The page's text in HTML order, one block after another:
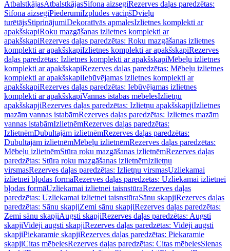
AtbalstkājasAtbalstkājasSifona aizsegiRezerves daļas paredzētas:
Sifona aizsegiPiederumiIzplūdes vāciņšDvieļu
turētājsStiprinājumiDekoratīvās apmalesIzlietnes komplekti ar
apakšskapiRoku mazgāšanas izlietnes komplekti ar
apakšskapiRezerves daļas paredzētas: Roku mazgāšanas izlietnes
komplekti ar apakšskapiIzlietnes komplekti ar apakšskapiRezerves
daļas paredzētas: Izlietnes komplekti ar apakšskapiMēbeļu izlietnes
komplekti ar apakšskapiRezerves daļas paredzētas: Mēbeļu izlietnes
komplekti ar apakšskapiIebūvējamas izlietnes komplekti ar
apakšskapiRezerves daļas paredzētas: Iebūvējamas izlietnes
komplekti ar apakšskapiVannas istabas mēbelesIzlietņu
apakšskapjiRezerves daļas paredzētas: Izlietņu apakšskapjiIzlietnes
mazām vannas istabāmRezerves daļas paredzētas: Izlietnes mazām
vannas istabāmIzlietnēmRezerves daļas paredzētas:
IzlietnēmDubultajām izlietnēmRezerves daļas paredzētas:
Dubultajām izlietnēmMēbeļu izlietnēmRezerves daļas paredzētas:
Mēbeļu izlietnēmStūra roku mazgāšanas izlietnēmRezerves daļas
paredzētas: Stūra roku mazgāšanas izlietnēmIzlietņu
virsmasRezerves daļas paredzētas: Izlietņu virsmasUzliekamai
izlietnei bļodas formāRezerves daļas paredzētas: Uzliekamai izlietnei
bļodas formāUzliekamai izlietnei taisnstūraRezerves daļas
paredzētas: Uzliekamai izlietnei taisnstūraSānu skapjiRezerves daļas
paredzētas: Sānu skapjiZemi sānu skapjiRezerves daļas paredzētas:
Zemi sānu skapjiAugsti skapjiRezerves daļas paredzētas: Augsti
skapjiVidēji augsti skapjiRezerves daļas paredzētas: Vidēji augsti
skapjiPiekaramie skapjiRezerves daļas paredzētas: Piekaramie
skapjiCitas mēbelesRezerves daļas paredzētas: Citas mēbelesSienas